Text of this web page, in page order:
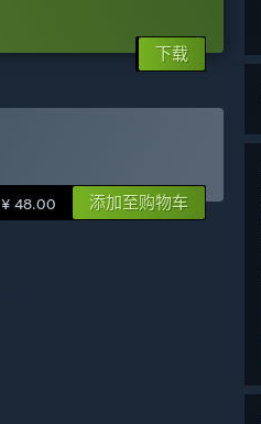
下载
¥ 48.00 添加至购物车